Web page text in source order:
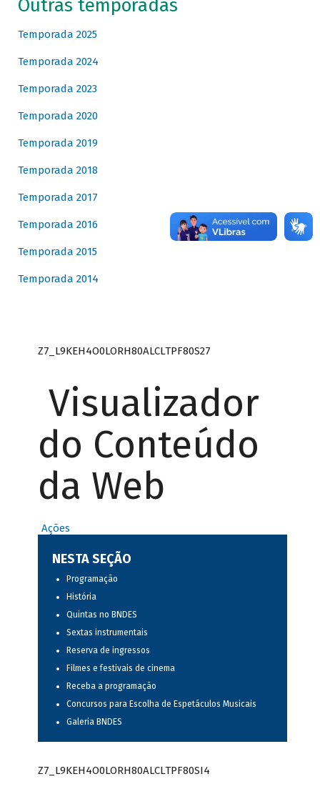
Outras temporadas
Temporada 2025
Temporada 2024
Temporada 2023
Temporada 2020
Temporada 2019
Temporada 2018
Temporada 2017
Temporada 2016
Temporada 2015
Temporada 2014
Z7_L9KEH4O0LORH80ALCLTPF80S27
Visualizador
do Conteúdo
da Web
Ações
NESTA SEÇÃO
Programação
História
Quintas no BNDES
Sextas instrumentais
Reserva de ingressos
Filmes e festivais de cinema
Receba a programação
Concursos para Escolha de Espetáculos Musicais
Galeria BNDES
Z7_L9KEH4O0LORH80ALCLTPF80SI4